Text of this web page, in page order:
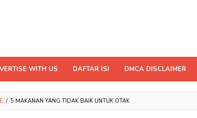
WITH US DAFTAR ISI DMCA DISCLAIMER
/ 5 MAKANAN YANG TIDAK BAIK UNTUK OTAK